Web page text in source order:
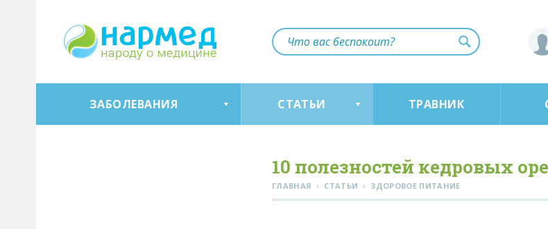
ЗАБОЛЕВАНИЯ СТАТЬИ ТРАВНИК
10 полезностей кедровых
ГЛАВНАЯ › СТАТЬИ › ЗДОРОВОЕ ПИТАНИЕ